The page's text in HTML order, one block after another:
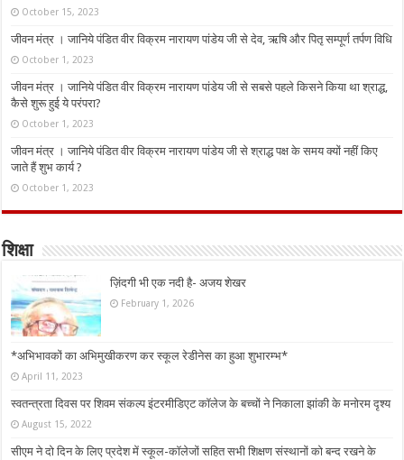
October 15, 2023
जीवन मंत्र । जानिये पंडित वीर विक्रम नारायण पांडेय जी से देव, ऋषि और पितृ सम्पूर्ण तर्पण विधि
October 1, 2023
जीवन मंत्र । जानिये पंडित वीर विक्रम नारायण पांडेय जी से सबसे पहले किसने किया था श्राद्ध,
कैसे शुरू हुई ये परंपरा?
October 1, 2023
जीवन मंत्र । जानिये पंडित वीर विक्रम नारायण पांडेय जी से श्राद्ध पक्ष के समय क्यों नहीं किए
जाते हैं शुभ कार्य ?
October 1, 2023
शिक्षा
ज़िंदगी भी एक नदी है- अजय शेखर
February 1, 2026
*अभिभावकों का अभिमुखीकरण कर स्कूल रेडीनेस का हुआ शुभारम्भ*
April 11, 2023
स्वतन्त्रता दिवस पर शिवम संकल्प इंटरमीडिएट कॉलेज के बच्चों ने निकाला झांकी के मनोरम दृश्य
August 15, 2022
सीएम ने दो दिन के लिए प्रदेश में स्कूल-कॉलेजों सहित सभी शिक्षण संस्थानों को बन्द रखने के